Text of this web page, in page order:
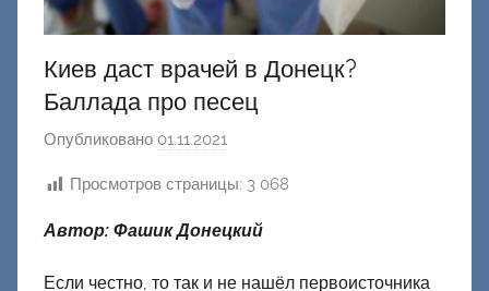
Киев даст врачей в Донецк?
Баллада про песец
Опубликовано 01.11.2021
о
о
Просмотров страницы: 3 068
Автор: Фашик Донецкий
Если честно, то так и не нашёл первоисточника